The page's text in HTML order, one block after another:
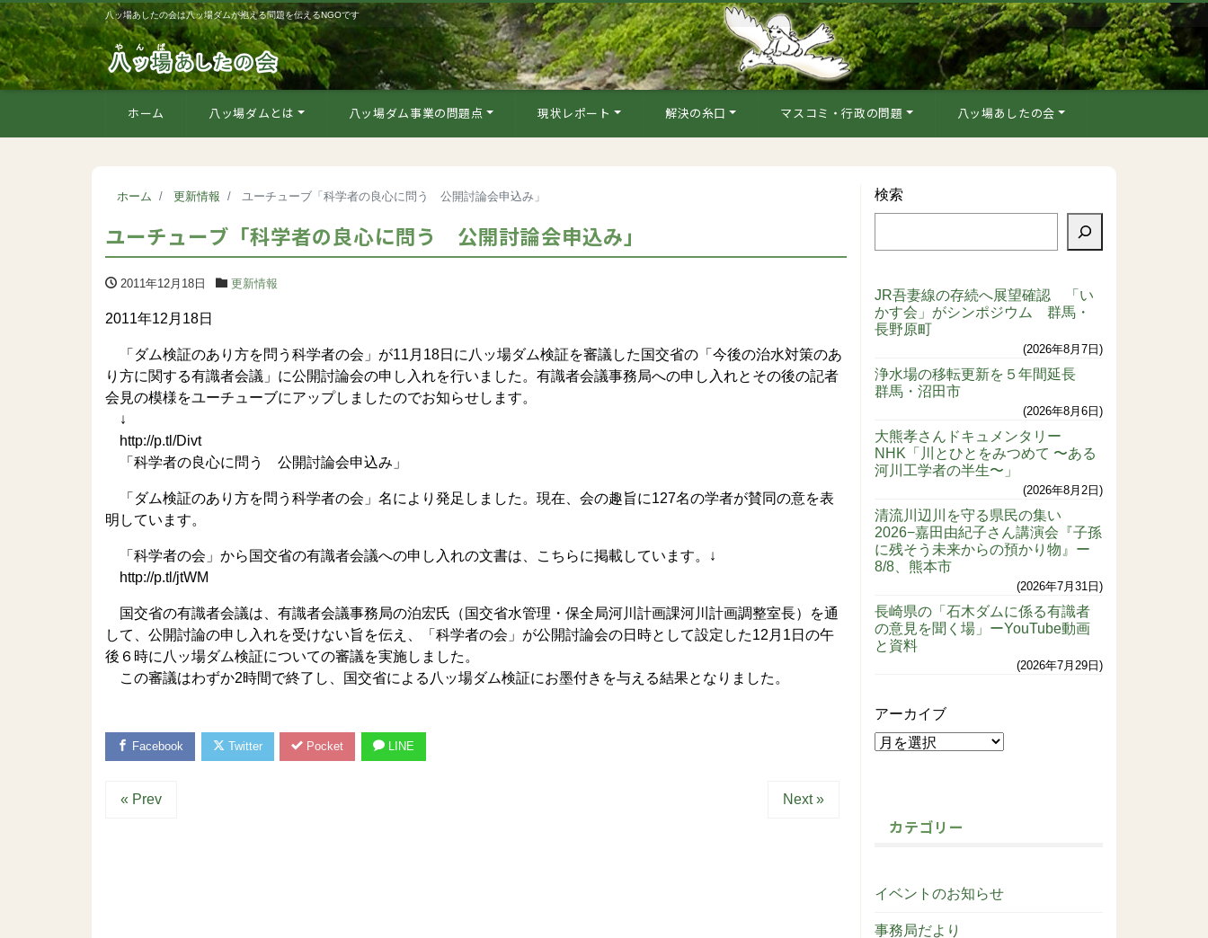
八ッ場あしたの会は八ッ場ダムが抱える問題を伝えるNGOです
ホーム 八ッ場ダムとは 八ッ場ダム事業の問題点 現状レポート 解決の糸口 マスコミ・行政の問題 八ッ場あしたの会
ホーム 更新情報 ユーチューブ「科学者の良心に問う 公開討論会申込み」
ユーチューブ「科学者の良心に問う 公開討論会申込み」
2011年12月18日 更新情報
2011年12月18日
「ダム検証のあり方を問う科学者の会」が11月18日に八ッ場ダム検証を審議した国交省の「今後の治水対策のあ
り方に関する有識者会議」に公開討論会の申し入れを行いました。有識者会議事務局への申し入れとその後の記者
会見の模様をユーチューブにアップしましたのでお知らせします。
↓
http://p.tl/Divt
「科学者の良心に問う 公開討論会申込み」
「ダム検証のあり方を問う科学者の会」名により発足しました。現在、会の趣旨に127名の学者が賛同の意を表
明しています。
「科学者の会」から国交省の有識者会議への申し入れの文書は、こちらに掲載しています。↓
http://p.tl/jtWM
国交省の有識者会議は、有識者会議事務局の泊宏氏（国交省水管理・保全局河川計画課河川計画調整室長）を通
して、公開討論の申し入れを受けない旨を伝え、「科学者の会」が公開討論会の日時として設定した12月1日の午
後６時に八ッ場ダム検証についての審議を実施しました。
この審議はわずか2時間で終了し、国交省による八ッ場ダム検証にお墨付きを与える結果となりました。
Facebook Twitter Pocket LINE
« Prev Next »
検索
JR吾妻線の存続へ展望確認 「い
かす会」がシンポジウム 群馬・
長野原町
2026年8月7日
浄水場の移転更新を５年間延長
群馬・沼田市
2026年8月6日
大熊孝さんドキュメンタリー
NHK「川とひとをみつめて 〜ある
河川工学者の半生〜」
2026年8月2日
清流川辺川を守る県民の集い
2026−嘉田由紀子さん講演会『子孫
に残そう未来からの預かり物』ー
8/8、熊本市
2026年7月31日
長崎県の「石木ダムに係る有識者
の意見を聞く場」ーYouTube動画
と資料
2026年7月29日
アーカイブ
カテゴリー
イベントのお知らせ
事務局だより